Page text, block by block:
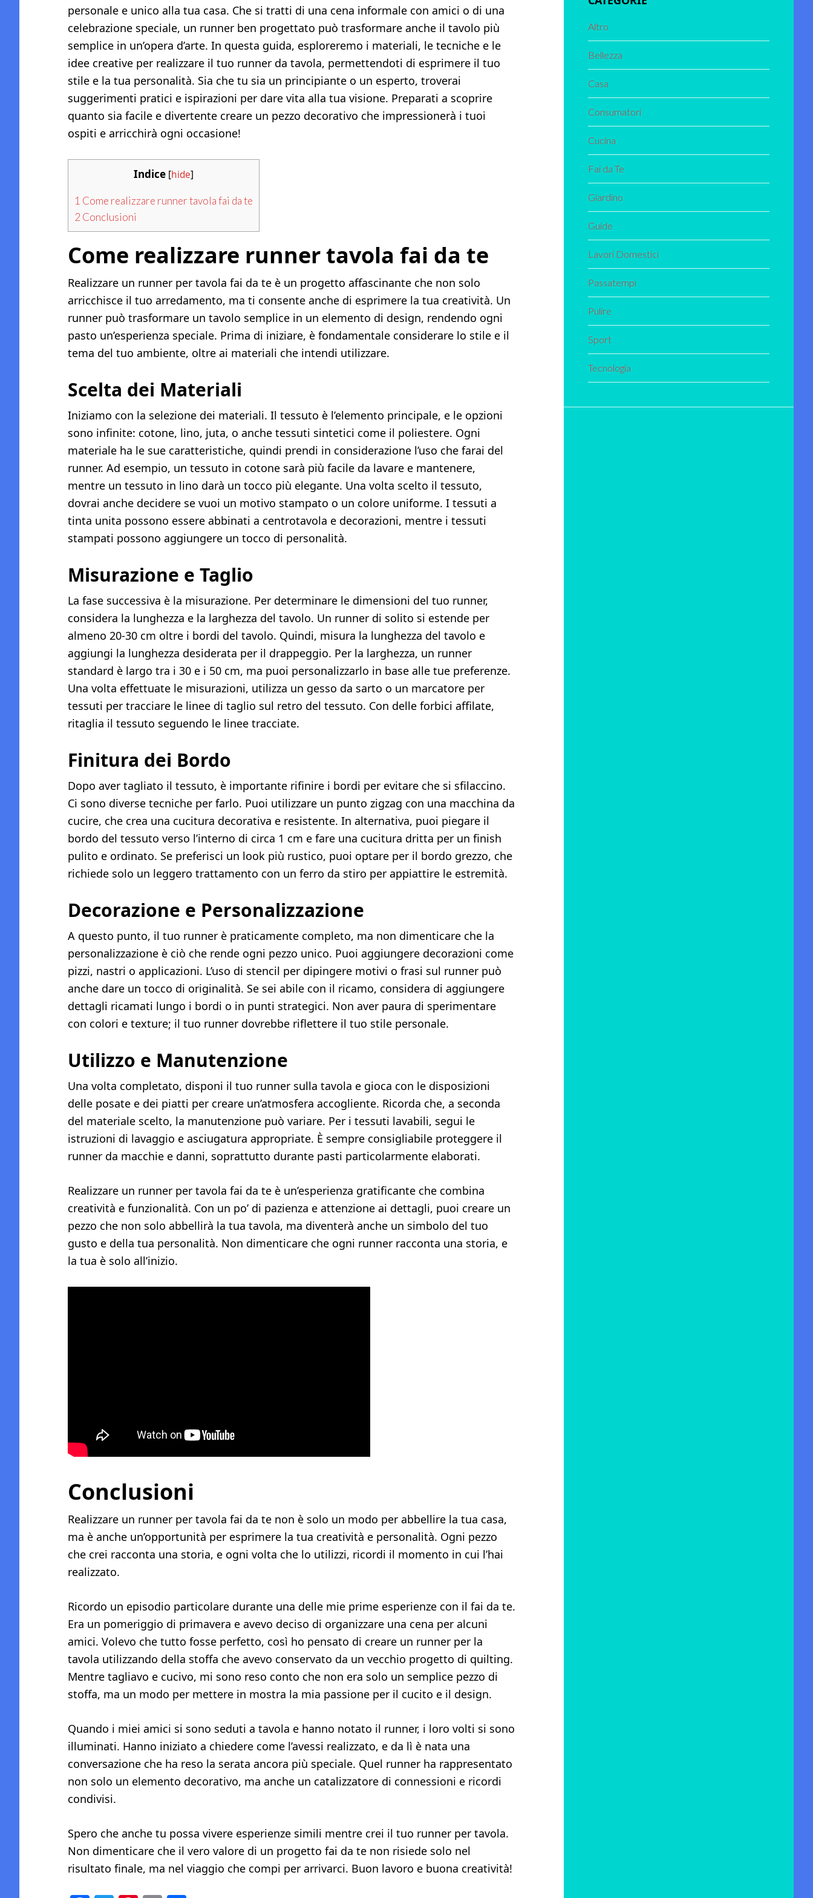
personale e unico alla tua casa. Che si tratti di una cena informale con amici o di una
celebrazione speciale, un runner ben progettato può trasformare anche il tavolo più
semplice in un’opera d’arte. In questa guida, esploreremo i materiali, le tecniche e le
idee creative per realizzare il tuo runner da tavola, permettendoti di esprimere il tuo
stile e la tua personalità. Sia che tu sia un principiante o un esperto, troverai
suggerimenti pratici e ispirazioni per dare vita alla tua visione. Preparati a scoprire
quanto sia facile e divertente creare un pezzo decorativo che impressionerà i tuoi
ospiti e arricchirà ogni occasione!
Indice [hide]
1 Come realizzare runner tavola fai da te
2 Conclusioni
Come realizzare runner tavola fai da te
Realizzare un runner per tavola fai da te è un progetto affascinante che non solo
arricchisce il tuo arredamento, ma ti consente anche di esprimere la tua creatività. Un
runner può trasformare un tavolo semplice in un elemento di design, rendendo ogni
pasto un’esperienza speciale. Prima di iniziare, è fondamentale considerare lo stile e il
tema del tuo ambiente, oltre ai materiali che intendi utilizzare.
Scelta dei Materiali
Iniziamo con la selezione dei materiali. Il tessuto è l’elemento principale, e le opzioni
sono infinite: cotone, lino, juta, o anche tessuti sintetici come il poliestere. Ogni
materiale ha le sue caratteristiche, quindi prendi in considerazione l’uso che farai del
runner. Ad esempio, un tessuto in cotone sarà più facile da lavare e mantenere,
mentre un tessuto in lino darà un tocco più elegante. Una volta scelto il tessuto,
dovrai anche decidere se vuoi un motivo stampato o un colore uniforme. I tessuti a
tinta unita possono essere abbinati a centrotavola e decorazioni, mentre i tessuti
stampati possono aggiungere un tocco di personalità.
Misurazione e Taglio
La fase successiva è la misurazione. Per determinare le dimensioni del tuo runner,
considera la lunghezza e la larghezza del tavolo. Un runner di solito si estende per
almeno 20-30 cm oltre i bordi del tavolo. Quindi, misura la lunghezza del tavolo e
aggiungi la lunghezza desiderata per il drappeggio. Per la larghezza, un runner
standard è largo tra i 30 e i 50 cm, ma puoi personalizzarlo in base alle tue preferenze.
Una volta effettuate le misurazioni, utilizza un gesso da sarto o un marcatore per
tessuti per tracciare le linee di taglio sul retro del tessuto. Con delle forbici affilate,
ritaglia il tessuto seguendo le linee tracciate.
Finitura dei Bordo
Dopo aver tagliato il tessuto, è importante rifinire i bordi per evitare che si sfilaccino.
Ci sono diverse tecniche per farlo. Puoi utilizzare un punto zigzag con una macchina da
cucire, che crea una cucitura decorativa e resistente. In alternativa, puoi piegare il
bordo del tessuto verso l’interno di circa 1 cm e fare una cucitura dritta per un finish
pulito e ordinato. Se preferisci un look più rustico, puoi optare per il bordo grezzo, che
richiede solo un leggero trattamento con un ferro da stiro per appiattire le estremità.
Decorazione e Personalizzazione
A questo punto, il tuo runner è praticamente completo, ma non dimenticare che la
personalizzazione è ciò che rende ogni pezzo unico. Puoi aggiungere decorazioni come
pizzi, nastri o applicazioni. L’uso di stencil per dipingere motivi o frasi sul runner può
anche dare un tocco di originalità. Se sei abile con il ricamo, considera di aggiungere
dettagli ricamati lungo i bordi o in punti strategici. Non aver paura di sperimentare
con colori e texture; il tuo runner dovrebbe riflettere il tuo stile personale.
Utilizzo e Manutenzione
Una volta completato, disponi il tuo runner sulla tavola e gioca con le disposizioni
delle posate e dei piatti per creare un’atmosfera accogliente. Ricorda che, a seconda
del materiale scelto, la manutenzione può variare. Per i tessuti lavabili, segui le
istruzioni di lavaggio e asciugatura appropriate. È sempre consigliabile proteggere il
runner da macchie e danni, soprattutto durante pasti particolarmente elaborati.
Realizzare un runner per tavola fai da te è un’esperienza gratificante che combina
creatività e funzionalità. Con un po’ di pazienza e attenzione ai dettagli, puoi creare un
pezzo che non solo abbellirà la tua tavola, ma diventerà anche un simbolo del tuo
gusto e della tua personalità. Non dimenticare che ogni runner racconta una storia, e
la tua è solo all’inizio.
Conclusioni
Realizzare un runner per tavola fai da te non è solo un modo per abbellire la tua casa,
ma è anche un’opportunità per esprimere la tua creatività e personalità. Ogni pezzo
che crei racconta una storia, e ogni volta che lo utilizzi, ricordi il momento in cui l’hai
realizzato.
Ricordo un episodio particolare durante una delle mie prime esperienze con il fai da te.
Era un pomeriggio di primavera e avevo deciso di organizzare una cena per alcuni
amici. Volevo che tutto fosse perfetto, così ho pensato di creare un runner per la
tavola utilizzando della stoffa che avevo conservato da un vecchio progetto di quilting.
Mentre tagliavo e cucivo, mi sono reso conto che non era solo un semplice pezzo di
stoffa, ma un modo per mettere in mostra la mia passione per il cucito e il design.
Quando i miei amici si sono seduti a tavola e hanno notato il runner, i loro volti si sono
illuminati. Hanno iniziato a chiedere come l’avessi realizzato, e da lì è nata una
conversazione che ha reso la serata ancora più speciale. Quel runner ha rappresentato
non solo un elemento decorativo, ma anche un catalizzatore di connessioni e ricordi
condivisi.
Spero che anche tu possa vivere esperienze simili mentre crei il tuo runner per tavola.
Non dimenticare che il vero valore di un progetto fai da te non risiede solo nel
risultato finale, ma nel viaggio che compi per arrivarci. Buon lavoro e buona creatività!
Altro
Bellezza
Casa
Consumatori
Cucina
Fai da Te
Giardino
Guide
Lavori Domestici
Passatempi
Pulire
Sport
Tecnologia